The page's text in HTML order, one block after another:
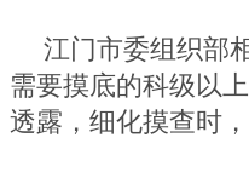
江门市委组织部
需要摸底的科级以
透露，细化摸查时